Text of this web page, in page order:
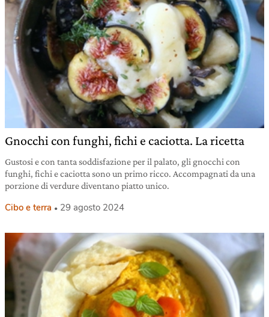
Gnocchi con funghi, fichi e caciotta. La ricetta
Gustosi e con tanta soddisfazione per il palato, gli gnocchi con
funghi, fichi e caciotta sono un primo ricco. Accompagnati da una
porzione di verdure diventano piatto unico.
Cibo e terra 29 agosto 2024